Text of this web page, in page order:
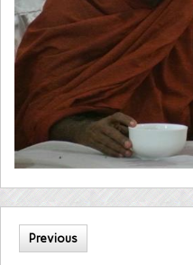
Previous